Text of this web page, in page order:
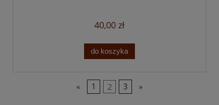
40,00 zł
do koszyka
« 1 2 3 »